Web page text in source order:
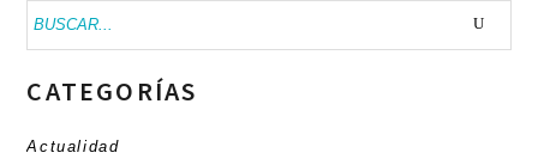
Buscar:
CATEGORÍAS
Actualidad